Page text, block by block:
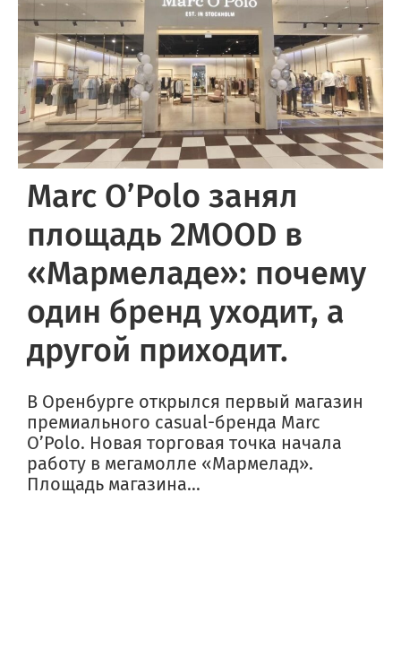
Marc O’Polo занял
площадь 2MOOD в
«Мармеладе»: почему
один бренд уходит, а
другой приходит.
В Оренбурге открылся первый магазин
премиального casual-бренда Marc
O’Polo. Новая торговая точка начала
работу в мегамолле «Мармелад».
Площадь магазина...